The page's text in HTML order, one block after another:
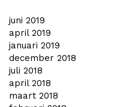
juni 2019
april 2019
januari 2019
december 2018
juli 2018
april 2018
maart 2018